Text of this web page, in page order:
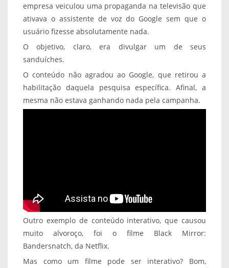
empresa veiculou uma propaganda na televisão que
ativava o assistente de voz do Google sem que o
usuário fizesse absolutamente nada.
O objetivo, claro, era divulgar um de seus
sanduíches.
O conteúdo não agradou ao Google, que retirou a
habilitação daquela pesquisa específica. Afinal, a
mesma não estava ganhando nada pela campanha.
Outro exemplo de conteúdo interativo, que causou
muito alvoroço, foi o filme Black Mirror:
Bandersnatch, da Netflix.
Mas como um filme pode ser interativo? Bom,